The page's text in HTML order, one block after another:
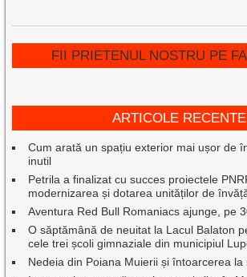
FII PRIETENUL NOSTRU PE
ARTICOLE RECENTE
Cum arată un spațiu exterior mai ușor de
inutil
Petrila a finalizat cu succes proiectele
modernizarea și dotarea unităților de
Aventura Red Bull Romaniacs ajunge, pe
O săptămână de neuitat la Lacul Balaton
cele trei școli gimnaziale din municipiul
Nedeia din Poiana Muierii și întoarcerea